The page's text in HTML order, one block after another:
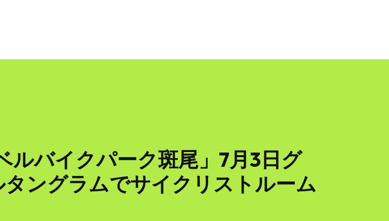
ルバイクパーク斑尾」7月3日グ
ングラムでサイクリストルーム